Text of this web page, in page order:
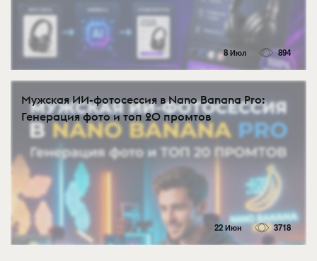
8 Июл 894
Мужская ИИ-фотосессия в Nano Banana Pro:
Генерация фото и топ 20 промтов
22 Июн 3718